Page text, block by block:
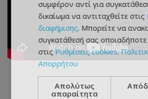
συμφέρον αντί για
δικαίωμα να αντιταχθείτε στις
διαφήμισης. Μπορείτε να
συγκατάθεσή σας οποιαδήποτε
στιςΡυθμίσεις cookies.
Απορρήτου
Απολύτως
απαραίτητα